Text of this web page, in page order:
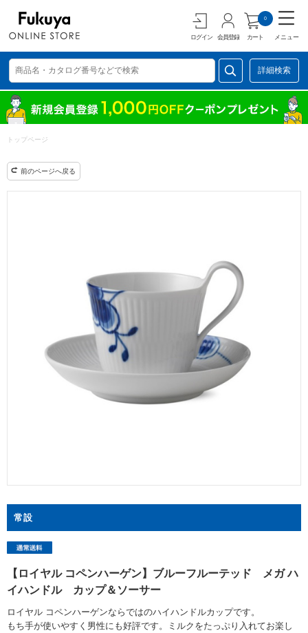
ログイン 会員登録 カート
0
メニュー
詳細検索
トップページ
前のページへ戻る
常設
【ロイヤル コペンハーゲン】ブルーフルーテッド メガ ハ
イハンドル カップ＆ソーサー
ロイヤル コペンハーゲンならではのハイハンドルカップです。
もち手が使いやすく男性にも好評です。ミルクをたっぷり入れてお楽し